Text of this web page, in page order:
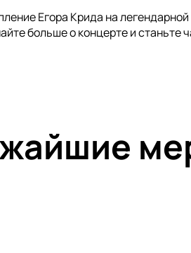
Егора Крида на
больше о концерте и станьте